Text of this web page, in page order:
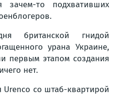
то подхвативших
британской гнидой
урана Украине,
первым этапом создания
нет.
со штаб-квартирой